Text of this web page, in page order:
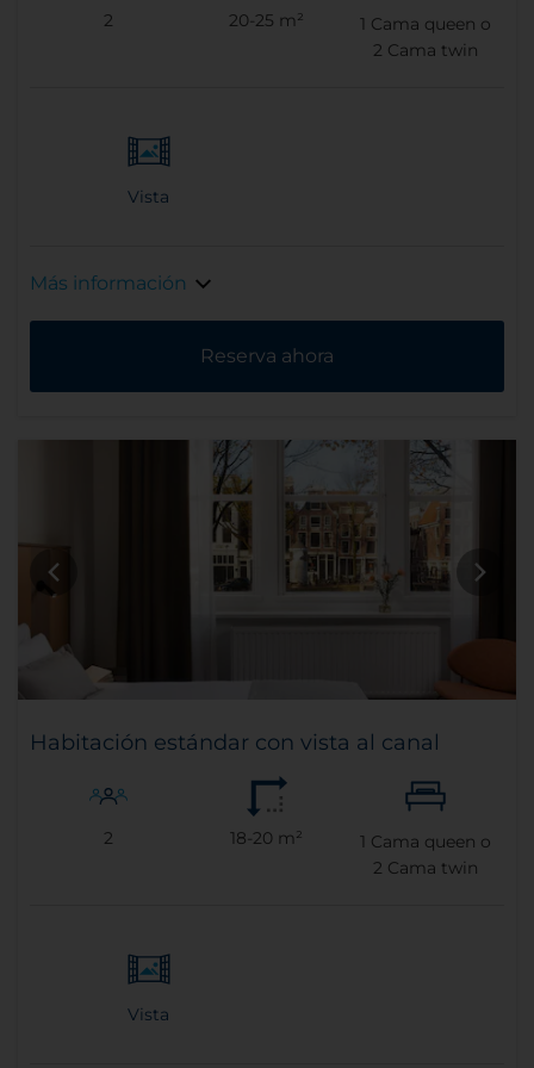
2 20-25 m² 1 Cama queen o
2 Cama twin
Vista
Más información
Reserva ahora
Habitación estándar con vista al canal
2 18-20 m² 1 Cama queen o
2 Cama twin
Vista